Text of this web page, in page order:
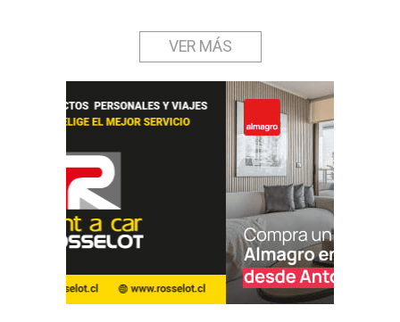
VER MÁS